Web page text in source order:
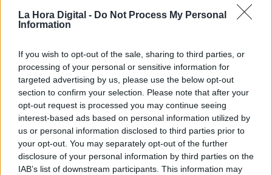
La Hora Digital - Do Not Process My Personal
Information
If you wish to opt-out of the sale, sharing to third parties, or
processing of your personal or sensitive information for
targeted advertising by us, please use the below opt-out
section to confirm your selection. Please note that after your
opt-out request is processed you may continue seeing
interest-based ads based on personal information utilized by
us or personal information disclosed to third parties prior to
your opt-out. You may separately opt-out of the further
disclosure of your personal information by third parties on the
IAB’s list of downstream participants. This information may
empezarán a funcionar el próximo
lunes
OPINIONES DIVERSAS
¿La ciudadanía de Occidente
es consciente del riesgo de
una tercera guerra mundial?
Por Álvaro Frutos Rosado y Gabinete
Geopolítica de Crisis